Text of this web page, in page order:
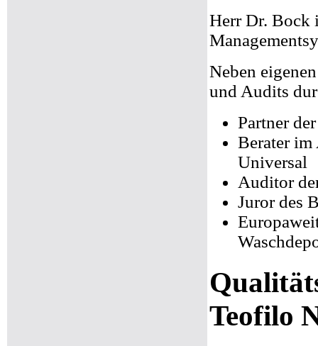
Herr Dr. Bock
Neben
und Audits
Partner
Berater im
Universal
Auditor
Juror des
Teofilo